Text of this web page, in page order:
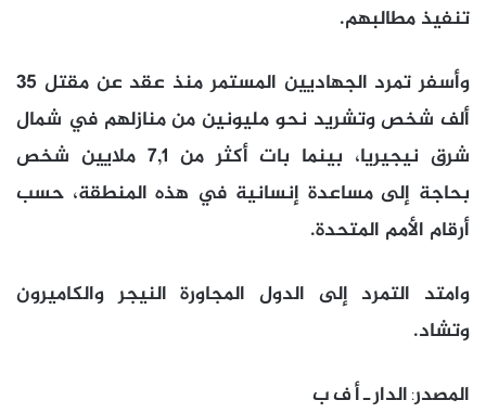
تنفيذ مطالبهم.
وأسفر تمرد الجهاديين المستمر منذ عقد عن مقتل 35
ألف شخص وتشريد نحو مليونين من منازلهم في شمال
شرق نيجيريا، بينما بات أكثر من 7,1 ملايين شخص
بحاجة إلى مساعدة إنسانية في هذه المنطقة، حسب
أرقام الأمم المتحدة.
وامتد التمرد إلى الدول المجاورة النيجر والكاميرون
وتشاد.
المصدر: الدارـأفب